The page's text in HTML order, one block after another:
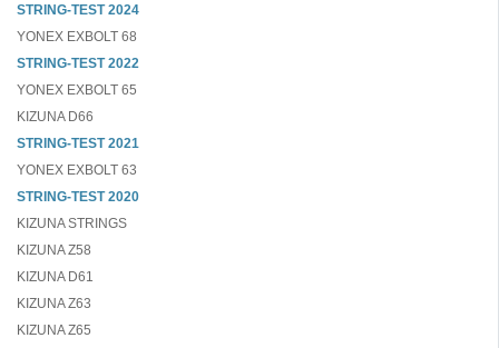
STRING-TEST 2024
YONEX EXBOLT 68
STRING-TEST 2022
YONEX EXBOLT 65
KIZUNA D66
STRING-TEST 2021
YONEX EXBOLT 63
STRING-TEST 2020
KIZUNA STRINGS
KIZUNA Z58
KIZUNA D61
KIZUNA Z63
KIZUNA Z65